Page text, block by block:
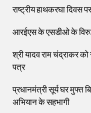
राष्ट्रीय हाथकरघा दिवस
आरईएस के एसडीओ के
श्री यादव राम चंद्राकर
पत्र
प्रधानमंत्री सूर्य घर मुफ्त
अभियान के सहभागी